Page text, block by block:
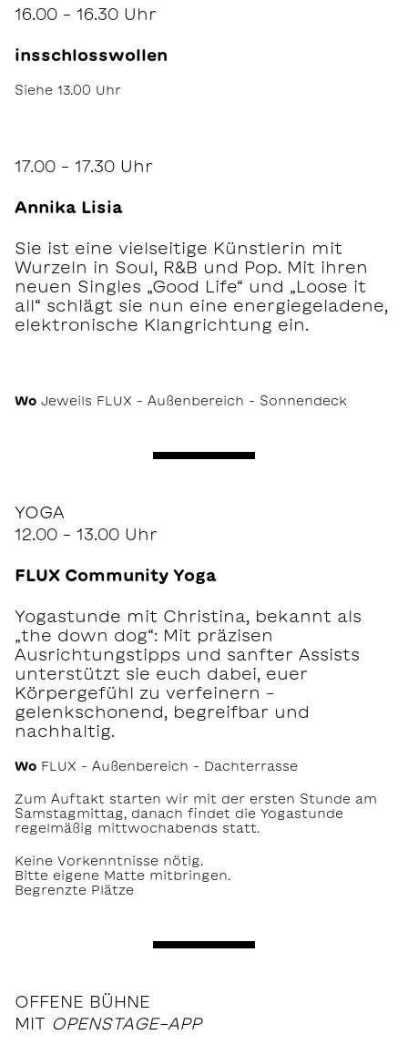
16.00 – 16.30 Uhr
insschlosswollen
Siehe 13.00 Uhr
17.00 – 17.30 Uhr
Annika Lisia
Sie ist eine vielseitige Künstlerin mit
Wurzeln in Soul, R&B und Pop. Mit ihren
neuen Singles „Good Life“ und „Loose it
all“ schlägt sie nun eine energiegeladene,
elektronische Klangrichtung ein.
Wo Jeweils FLUX – Außenbereich – Sonnendeck
YOGA
12.00 – 13.00 Uhr
FLUX Community Yoga
Yogastunde mit Christina, bekannt als
„the down dog“: Mit präzisen
Ausrichtungstipps und sanfter Assists
unterstützt sie euch dabei, euer
Körpergefühl zu verfeinern –
gelenkschonend, begreifbar und
nachhaltig.
Wo FLUX – Außenbereich – Dachterrasse
Zum Auftakt starten wir mit der ersten Stunde am
Samstagmittag, danach findet die Yogastunde
regelmäßig mittwochabends statt.
Keine Vorkenntnisse nötig.
Bitte eigene Matte mitbringen.
Begrenzte Plätze
OFFENE BÜHNE
MIT OPENSTAGE-APP